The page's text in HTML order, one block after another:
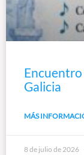
Encuentro
Galicia
MÁS
8 de julio de 2026